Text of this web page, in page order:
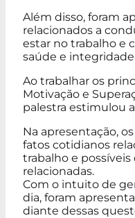
Além disso, foram
relacionados a
estar no trabalho e
saúde e integridade
Ao trabalhar os
Motivação e
palestra estimulou
Na apresentação,
fatos cotidianos
trabalho e
relacionadas.
Com o intuito de
dia, foram
diante dessas